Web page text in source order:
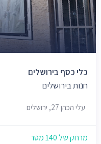
כלי כסף בירושלים
חנות בירושלים
עלי הכהן 27, ירושלים
מרחק של 140 מטר